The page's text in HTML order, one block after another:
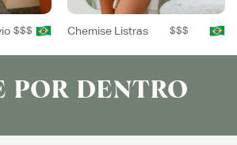
$$$ Chemise Listras $$$
POR DENTRO